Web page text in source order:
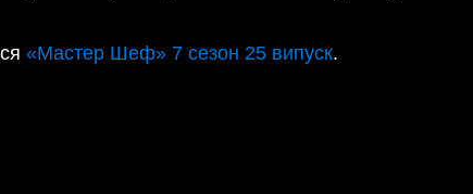
«Мастер Шеф» 7 сезон 25 випуск.